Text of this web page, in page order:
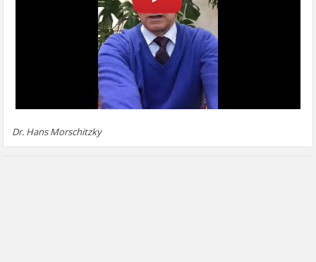
Dr. Hans Morschitzky